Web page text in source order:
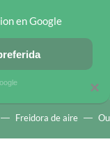
OFERTAS EN
Freidora de aire
×
en Google